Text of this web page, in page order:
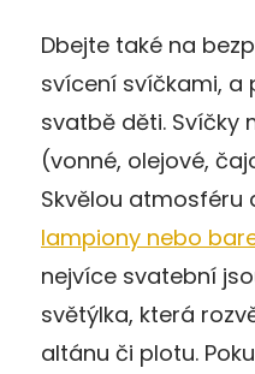
Dbejte také na
svícení svíčkami, a
svatbě děti. Svíčky
(vonné, olejové,
Skvělou atmosféru
lampiony nebo
nejvíce svatební
světýlka, která
altánu či plotu.